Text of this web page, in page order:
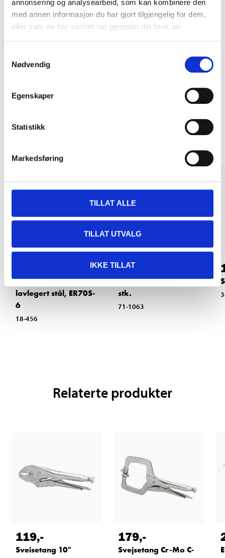
annonsering og analysearbeid, som kan kombinere den
med annen informasjon du har gjort tilgjengelig for dem,
eller som de har samlet inn gjennom din bruk av
Nødvendig
Egenskaper
Statistikk
Markedsføring
TILLAT ALLE
TILLAT UTVALG
IKKE TILLAT
Andre kunder har også kjøpt
MIG-tråd for
lavlegert stål, ER70S-
6
18-456
6990
Magnetvinkel, mini, 4
stk.
71-1063
Relaterte produkter
119,-
Sveisetang 10"
179,-
Svejsetang Cr-Mo C-